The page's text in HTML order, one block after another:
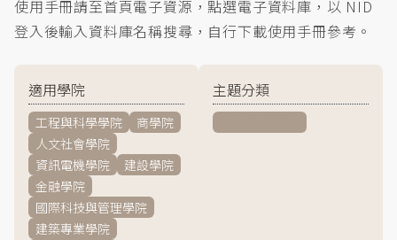
使用手冊請至首頁電子資源，點選電子資料庫，以 NID
登入後輸入資料庫名稱搜尋，自行下載使用手冊參考。
適用學院
工程與科學學院
商學院
人文社會學院
資訊電機學院
建設學院
金融學院
國際科技與管理學院
建築專業學院
主題分類